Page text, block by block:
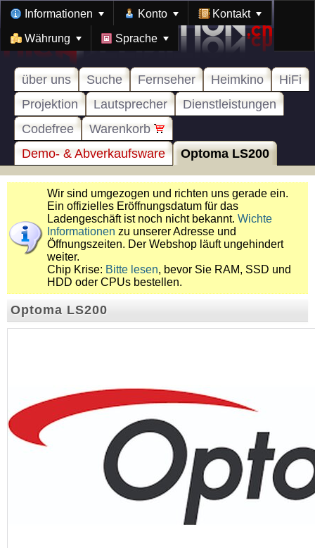
Informationen Konto Kontakt
Währung Sprache
über uns Suche Fernseher Heimkino
HiFi
Projektion
Lautsprecher
Dienstleistungen
Codefree
Warenkorb
Demo- & Abverkaufsware
Optoma LS200
Wir sind umgezogen und richten uns gerade ein.
Ein offizielles Eröffnungsdatum für das
Ladengeschäft ist noch nicht bekannt. Wichte
Informationen zu unserer Adresse und
Öffnungszeiten. Der Webshop läuft ungehindert
weiter.
Chip Krise: Bitte lesen, bevor Sie RAM, SSD und
HDD oder CPUs bestellen.
Optoma LS200